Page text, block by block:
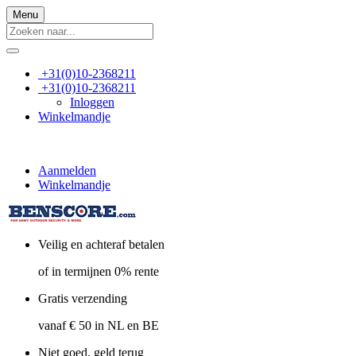
Menu
+31(0)10-2368211
+31(0)10-2368211
Inloggen
Winkelmandje
Aanmelden
Winkelmandje
Veilig en achteraf betalen
of in termijnen 0% rente
Gratis verzending
vanaf € 50 in NL en BE
Niet goed, geld terug